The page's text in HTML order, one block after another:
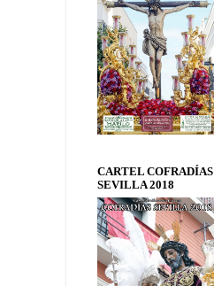
CARTEL COFRADÍAS
SEVILLA 2018